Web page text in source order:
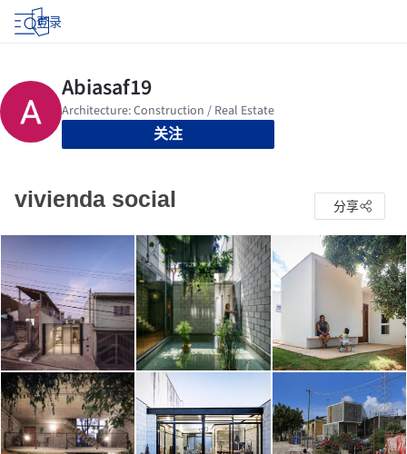
登录
关注
vivienda social 分享